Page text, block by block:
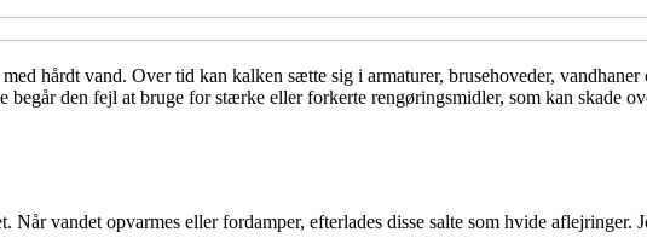
hårdt vand. Over tid kan kalken sætte sig i armaturer, brusehoveder,
den fejl at bruge for stærke eller forkerte rengøringsmidler, som kan skade
vandet opvarmes eller fordamper, efterlades disse salte som hvide aflejringer.